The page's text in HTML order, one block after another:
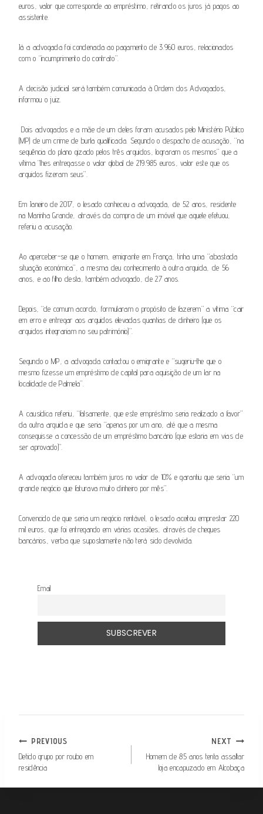
euros, valor que corresponde ao empréstimo, retirando os juros já pagos ao
assistente.
Já a advogada foi condenada ao pagamento de 3.960 euros, relacionados
com o “incumprimento do contrato”.
A decisão judicial será também comunicada à Ordem dos Advogados,
informou o juiz.
Dois advogados e a mãe de um deles foram acusados pelo Ministério Público
(MP) de um crime de burla qualificada. Segundo o despacho de acusação, “na
sequência do plano gizado pelos três arguidos, lograram os mesmos” que a
vítima “lhes entregasse o valor global de 219.985 euros, valor este que os
arguidos fizeram seus”.
Em Janeiro de 2017, o lesado conheceu a advogada, de 52 anos, residente
na Marinha Grande, através da compra de um imóvel que aquele efetuou,
referiu a acusação.
Ao aperceber-se que o homem, emigrante em França, tinha uma “abastada
situação económica”, a mesma deu conhecimento à outra arguida, de 56
anos, e ao filho desta, também advogado, de 27 anos.
Depois, “de comum acordo, formularam o propósito de fazerem” a vítima “cair
em erro e entregar aos arguidos elevadas quantias de dinheiro (que os
arguidos integrariam no seu património)”.
Segundo o MP, a advogada contactou o emigrante e “sugeriu-lhe que o
mesmo fizesse um empréstimo de capital para aquisição de um lar na
localidade de Palmela”.
A causídica referiu, “falsamente, que este empréstimo seria realizado a favor”
da outra arguida e que seria “apenas por um ano, até que a mesma
conseguisse a concessão de um empréstimo bancário (que estaria em vias de
ser aprovado)”.
A advogada ofereceu também juros no valor de 10% e garantiu que seria “um
grande negócio que faturava muito dinheiro por mês”.
Convencido de que seria um negócio rentável, o lesado aceitou emprestar 220
mil euros, que foi entregando em várias ocasiões, através de cheques
bancários, verba que supostamente não terá sido devolvida.
Email
NAVEGAÇÃO
DE
ARTIGOS
PREVIOUS
Detido grupo por roubo em
residência
NEXT
Homem de 85 anos tenta assaltar
loja encapuzado em Alcobaça